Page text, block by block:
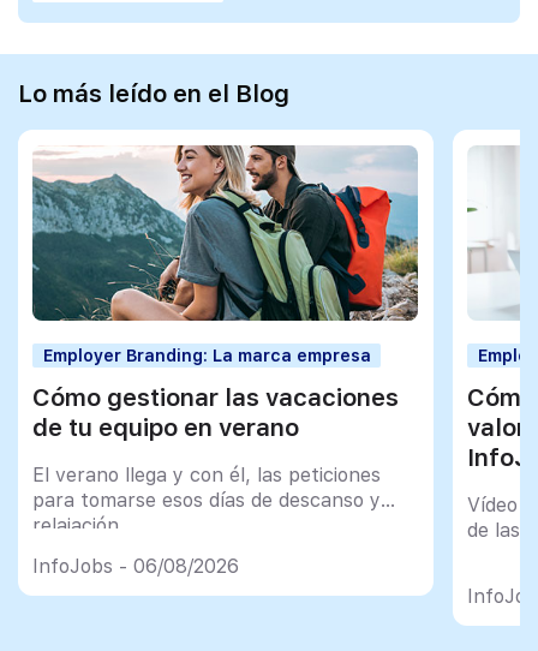
Lo más leído en el Blog
Employer Branding: La marca empresa
Cómo gestionar las vacaciones
de tu equipo en verano
El verano llega y con él, las peticiones
para tomarse esos días de descanso y
relajación
InfoJobs - 06/08/2026
Vídeo
de las